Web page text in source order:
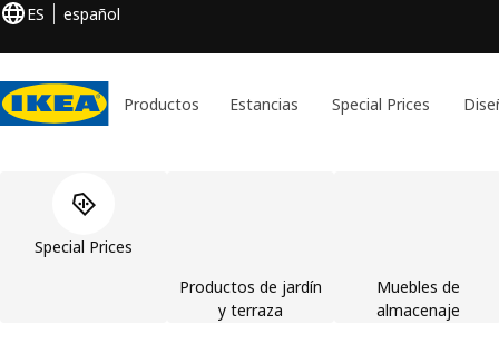
ES español
Productos Estancias Special Prices
Special Prices
Productos de jardín
y terraza
Muebles de
almacenaje